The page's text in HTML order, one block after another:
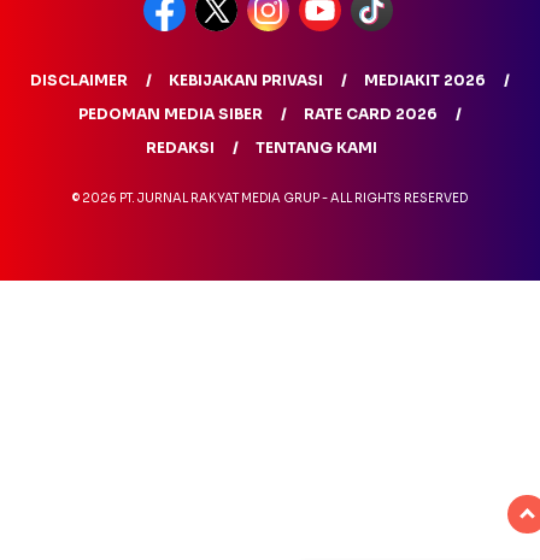
DISCLAIMER KEBIJAKAN PRIVASI
MEDIAKIT 2026
PEDOMAN MEDIA SIBER
RATE CARD 2026
REDAKSI
TENTANG KAMI
© 2026 PT. JURNAL RAKYAT MEDIA GRUP - ALL RIGHTS RESERVED